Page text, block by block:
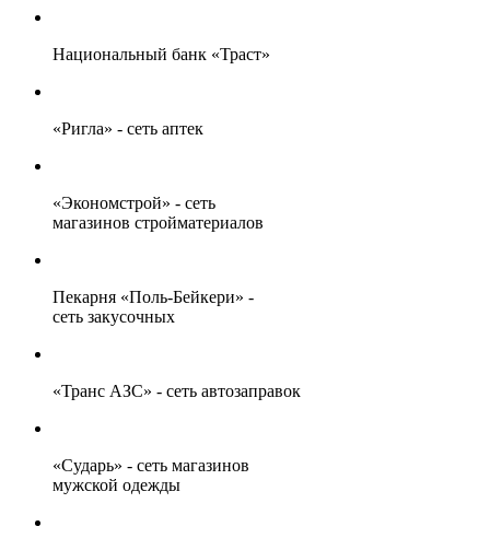
Национальный банк «Траст»
«Ригла» - сеть аптек
«Экономстрой» - сеть
магазинов стройматериалов
Пекарня «Поль-Бейкери» -
сеть закусочных
«Транс АЗС» - сеть автозаправок
«Сударь» - сеть магазинов
мужской одежды